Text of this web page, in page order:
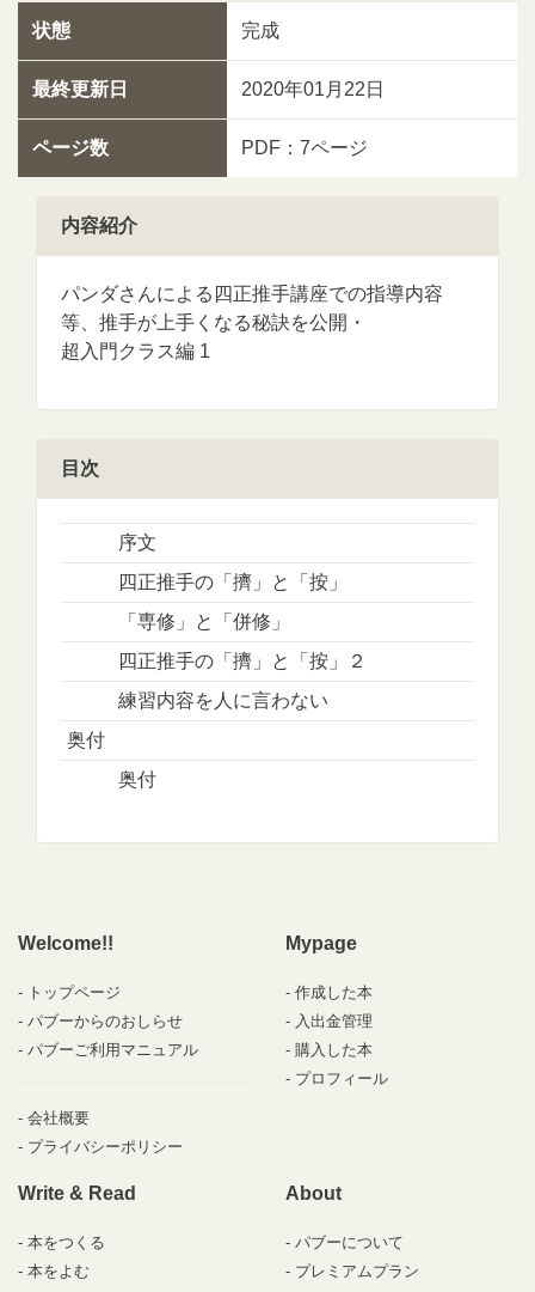
状態 完成
最終更新日 2020年01月22日
ページ数 PDF：7ページ
内容紹介
パンダさんによる四正推手講座での指導内容
等、推手が上手くなる秘訣を公開・
超入門クラス編 1
目次
序文
四正推手の「擠」と「按」
「専修」と「併修」
四正推手の「擠」と「按」２
練習内容を人に言わない
奥付
奥付
Welcome!!
トップページ
パブーからのおしらせ
パブーご利用マニュアル
会社概要
プライバシーポリシー
Mypage
作成した本
入出金管理
購入した本
プロフィール
Write & Read
本をつくる
本をよむ
About
パブーについて
プレミアムプラン